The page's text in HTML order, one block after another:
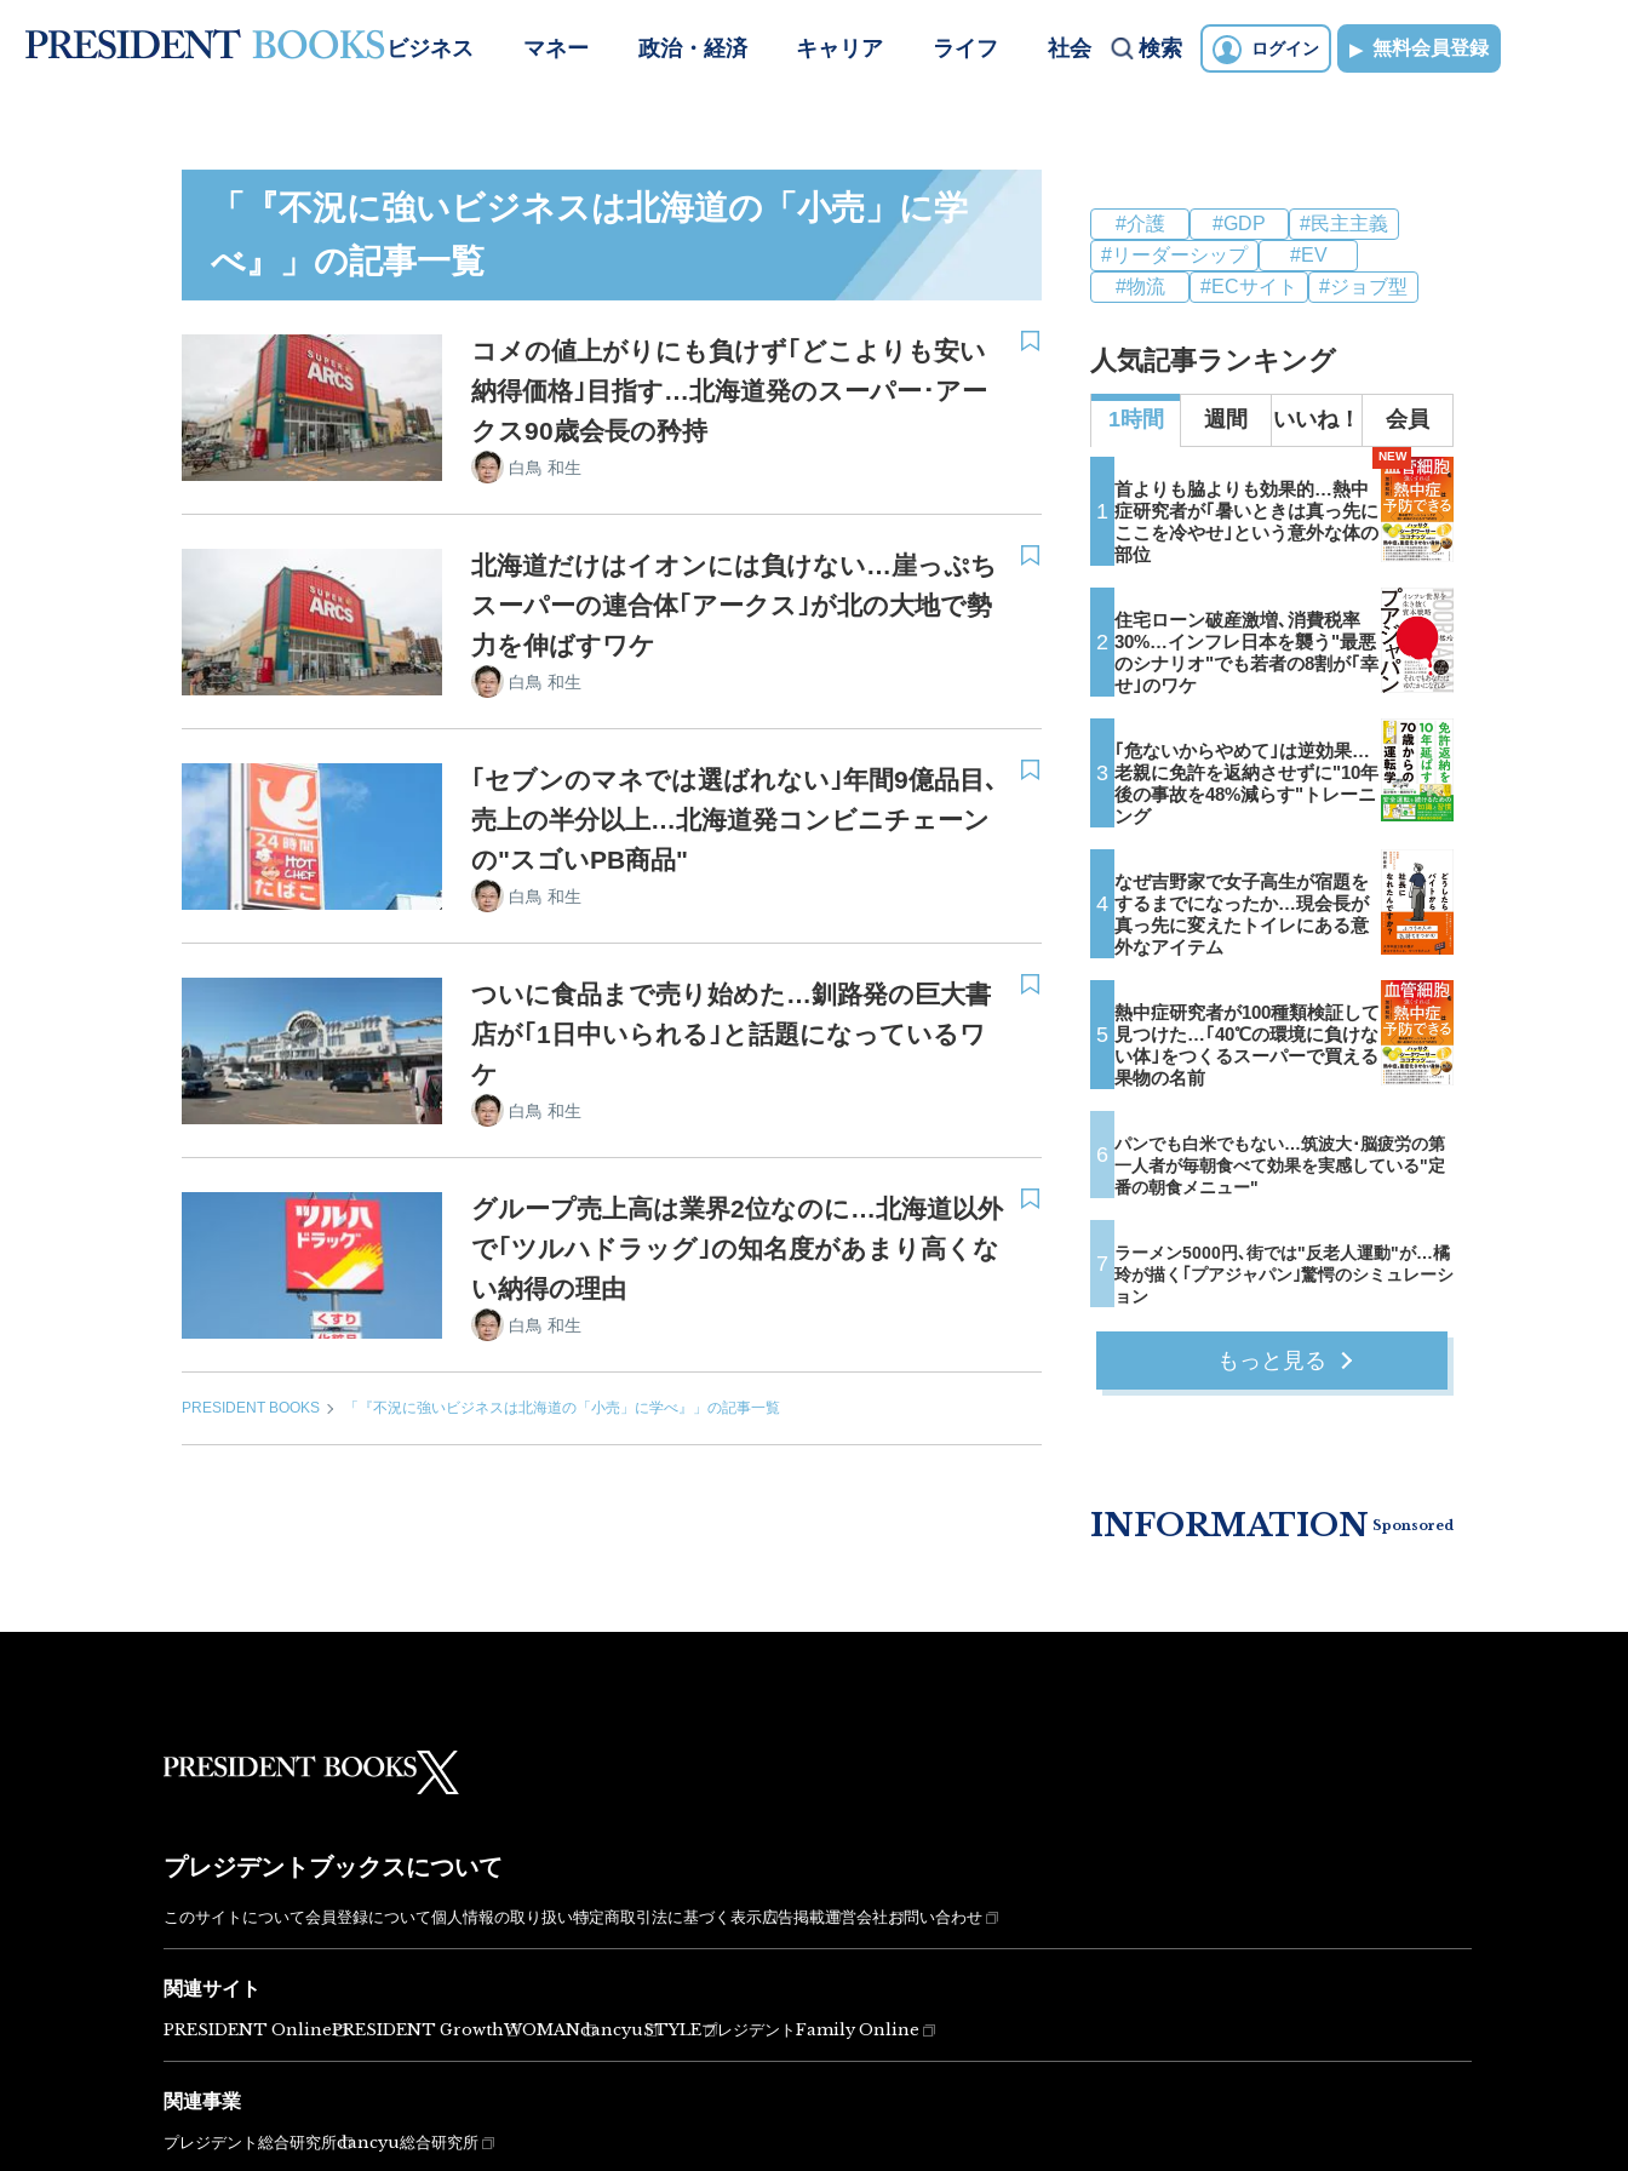
ビジネス マネー 政治・経済 キャリア ライフ 社会 検索 ログイン 無料会員登録
「『不況に強いビジネスは北海道の「小売」に学
べ』」の記事一覧
コメの値上がりにも負けず｢どこよりも安い
納得価格｣目指す…北海道発のスーパー･アー
クス90歳会長の矜持
白鳥 和生
北海道だけはイオンには負けない…崖っぷち
スーパーの連合体｢アークス｣が北の大地で勢
力を伸ばすワケ
白鳥 和生
｢セブンのマネでは選ばれない｣年間9億品目､
売上の半分以上…北海道発コンビニチェーン
の"スゴいPB商品"
白鳥 和生
ついに食品まで売り始めた…釧路発の巨大書
店が｢1日中いられる｣と話題になっているワ
ケ
白鳥 和生
グループ売上高は業界2位なのに…北海道以外
で｢ツルハドラッグ｣の知名度があまり高くな
い納得の理由
白鳥 和生
PRESIDENT BOOKS 「『不況に強いビジネスは北海道の「小売」に学べ』」の記事一覧
#介護 #GDP
#民主主義
#リーダーシップ
#EV
#物流
#ECサイト #ジョブ型
人気記事ランキング
1時間 週間 いいね！ 会員
1
首よりも脇よりも効果的…熱中
症研究者が｢暑いときは真っ先に
ここを冷やせ｣という意外な体の
部位
NEW
2
住宅ローン破産激増､消費税率
30%…インフレ日本を襲う"最悪
のシナリオ"でも若者の8割が｢幸
せ｣のワケ
3
｢危ないからやめて｣は逆効果…
老親に免許を返納させずに"10年
後の事故を48%減らす"トレーニ
ング
4
なぜ吉野家で女子高生が宿題を
するまでになったか…現会長が
真っ先に変えたトイレにある意
外なアイテム
5
熱中症研究者が100種類検証して
見つけた…｢40℃の環境に負けな
い体｣をつくるスーパーで買える
果物の名前
6 パンでも白米でもない…筑波大･脳疲労の第
一人者が毎朝食べて効果を実感している"定
番の朝食メニュー"
7 ラーメン5000円､街では"反老人運動"が…橘
玲が描く｢プアジャパン｣驚愕のシミュレーシ
ョン
もっと見る
INFORMATION Sponsored
プレジデントブックスについて
このサイトについて会員登録について個人情報の取り扱い特定商取引法に基づく表示広告掲載運営会社お問い合わせ
関連サイト
PRESIDENT OnlinePRESIDENT GrowthWOMANdancyuSTYLEプレジデントFamily Online
関連事業
プレジデント総合研究所dancyu総合研究所